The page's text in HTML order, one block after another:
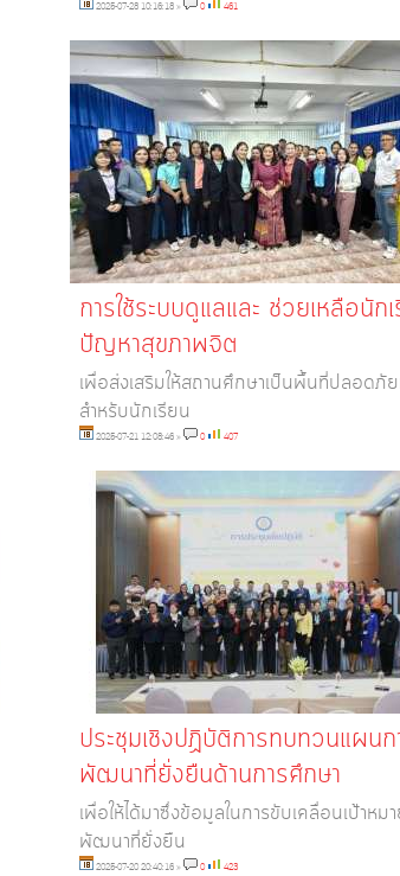
2025-07-28 10:16:18» 0 461
การใช้ระบบดูแลและ ช่วยเหลือนัก
ปัญหาสุขภาพจิต
เพื่อส่งเสริมให้สถานศึกษาเป็นพื้นที่ปลอดภั
สำหรับนักเรียน
2025-07-21 12:08:46» 0 407
ประชุมเชิงปฏิบัติการทบทวนแผนก
พัฒนาที่ยั่งยืนด้านการศึกษา
เพื่อให้ได้มาซึ่งข้อมูลในการขับเคลื่อนเป้าหม
พัฒนาที่ยั่งยืน
2025-07-20 20:40:16» 0 423